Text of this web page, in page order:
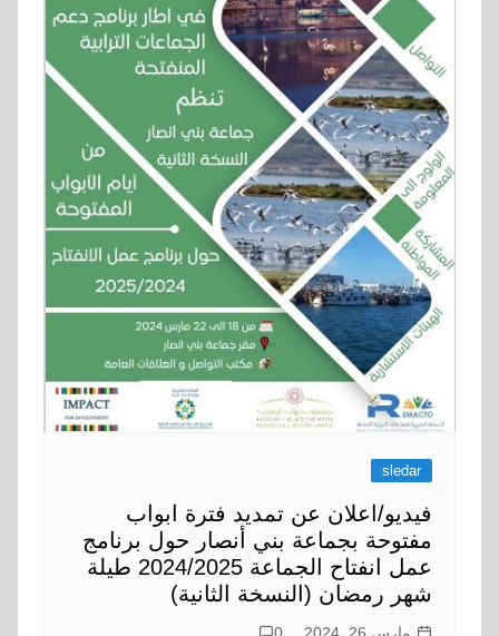
sledar
فيديو/اعلان عن تمديد فترة ابواب
مفتوحة بجماعة بني أنصار حول برنامج
عمل انفتاح الجماعة 2024/2025 طيلة
شهر رمضان (النسخة الثانية)